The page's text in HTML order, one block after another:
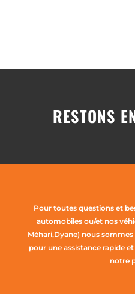
RESTONS
Pour toutes questions et
automobiles ou/et nos
Méhari,Dyane) nous
pour une assistance rapide
notre